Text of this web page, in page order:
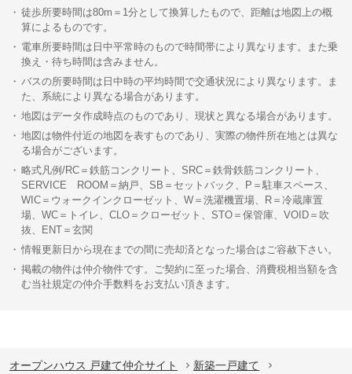
徒歩所要時間は80m＝1分として換算したもので、距離は地図上の概
算によるものです。
電車所要時間は日中平常時のもので時間帯により異なります。また乗
換え・待ち時間は含みません。
バスの所要時間は日中時の平均時間で交通状況により異なります。ま
た、系統により異なる場合があります。
地図はデータ作成時点のものであり、現状と異なる場合があります。
地図は物件付近の地図を表すものであり、実際の物件所在地とは異な
る場合がございます。
略式凡例/RC＝鉄筋コンクリート、SRC＝鉄骨鉄筋コンクリート、
SERVICE ROOM＝納戸、SB＝セットバック、P＝駐車スペース、
WIC＝ウォークインクローゼット、W＝洗濯機置場、R＝冷蔵庫置
場、WC＝トイレ、CLO＝クローゼット、STO＝保管庫、VOID＝吹
抜、ENT＝玄関
情報更新日から現在までの間に売却済となった場合はご容赦下さい。
掲載の物件は仲介物件です。ご契約に至った場合、消費税相当額を含
む当社規定の仲介手数料をお支払い頂きます。
オープンハウス 戸建て仲介サイト
新築一戸建て